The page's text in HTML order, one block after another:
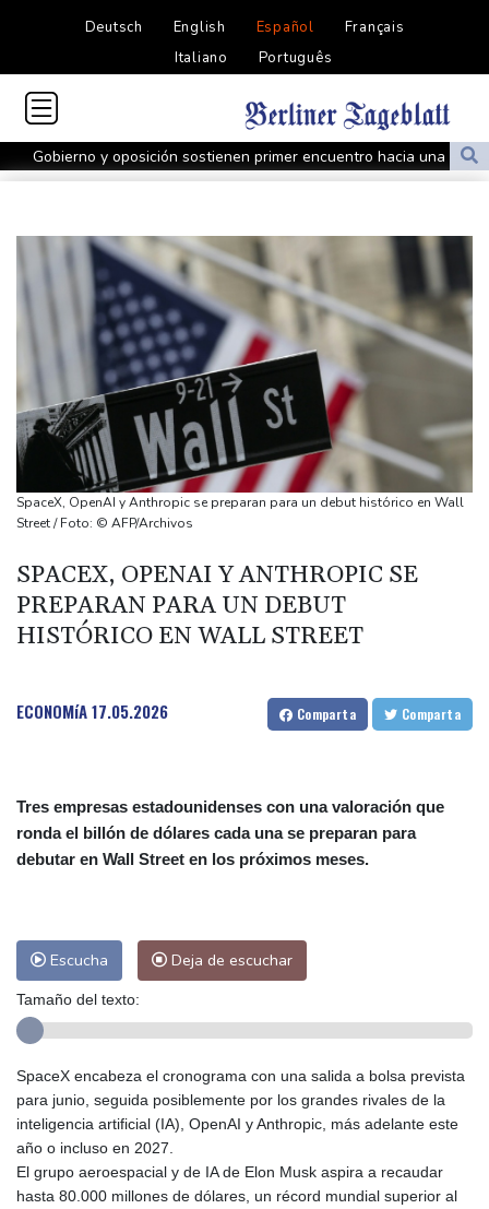
Deutsch English Español
Français
Italiano
Português
Gobierno y oposición sostienen primer encuentro hacia una
transición política en Venezuela
política en Venezuela
Infantino encuentra amparo en África ante la presión de la UEFA
El Real Madrid zanja las especulaciones y renueva a Vinícius
hasta 2032
Infantino bajo presión de la UEFA y la Conmebol
Yan Diomandé, la nueva joya del Real Madrid vale 160 millones
de dólares
Muere bajo arresto domiciliario en Venezuela un preso político de
origen uruguayo
El Real Madrid anuncia el fichaje del extremo marfileño Yan
El mexicano Del Toro renueva con el UAE hasta 2031
El doloroso baile de cifras de desaparecidos en los sismos en
Venezuela
SpaceX, OpenAI y Anthropic se preparan para un debut histórico en Wall
Street / Foto: © AFP/Archivos
SPACEX, OPENAI Y ANTHROPIC SE
PREPARAN PARA UN DEBUT
HISTÓRICO EN WALL STREET
ECONOMíA17.05.2026 Comparta Comparta
Tres empresas estadounidenses con una valoración que
ronda el billón de dólares cada una se preparan para
debutar en Wall Street en los próximos meses.
Escucha Deja de escuchar
Tamaño del texto:
SpaceX encabeza el cronograma con una salida a bolsa prevista
para junio, seguida posiblemente por los grandes rivales de la
inteligencia artificial (IA), OpenAI y Anthropic, más adelante este
año o incluso en 2027.
El grupo aeroespacial y de IA de Elon Musk aspira a recaudar
hasta 80.000 millones de dólares, un récord mundial superior al